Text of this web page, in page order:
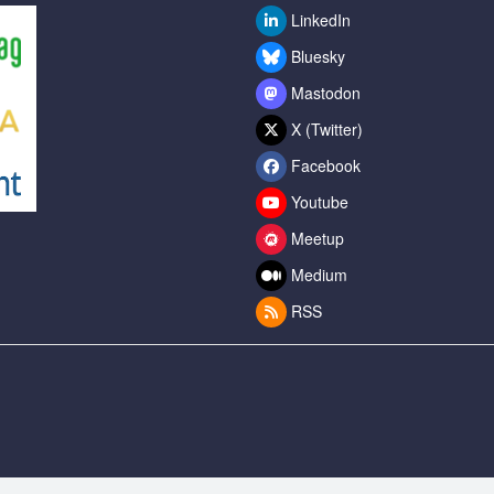
LinkedIn
Bluesky
Mastodon
X (Twitter)
Facebook
Youtube
Meetup
Medium
RSS